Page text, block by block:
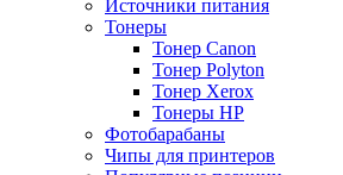
Источники питания
Тонеры
Тонер Canon
Тонер Polyton
Тонер Xerox
Тонеры HP
Фотобарабаны
Чипы для принтеров